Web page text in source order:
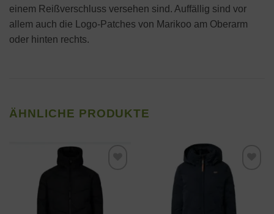
einem Reißverschluss versehen sind. Auffällig sind vor
allem auch die Logo-Patches von Marikoo am Oberarm
oder hinten rechts.
ÄHNLICHE PRODUKTE
Zur
Wunschliste
Zur
Wunschliste